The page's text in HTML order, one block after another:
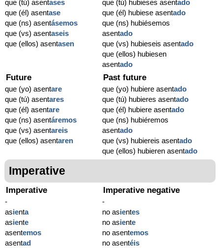
que (tú) asentases
que (él) asentase
que (ns) asentásemos
que (vs) asentaseis
que (ellos) asentasen
que (tú) hubieses asentado
que (él) hubiese asentado
que (ns) hubiésemos
asentado
que (vs) hubieseis asentado
que (ellos) hubiesen
asentado
Future
que (yo) asentare
que (tú) asentares
que (él) asentare
que (ns) asentáremos
que (vs) asentareis
que (ellos) asentaren
Past future
que (yo) hubiere asentado
que (tú) hubieres asentado
que (él) hubiere asentado
que (ns) hubiéremos
asentado
que (vs) hubiereis asentado
que (ellos) hubieren asentado
Imperative
Imperative
-
asienta
asiente
asentemos
asentad
Imperative negative
-
no asientes
no asiente
no asentemos
no asentéis